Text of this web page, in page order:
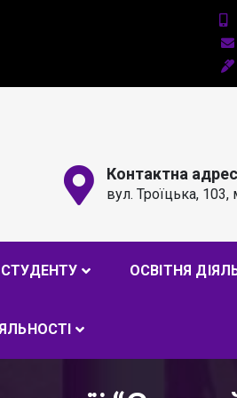
Контактна
вул. Троїцька,
СТУДЕНТУ ОСВІТНЯ